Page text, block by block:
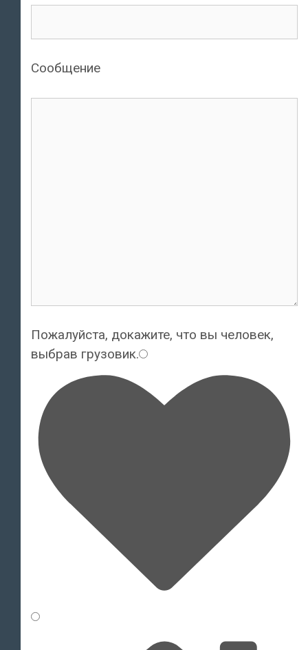
Сообщение
Пожалуйста, докажите, что вы человек,
выбрав грузовик.